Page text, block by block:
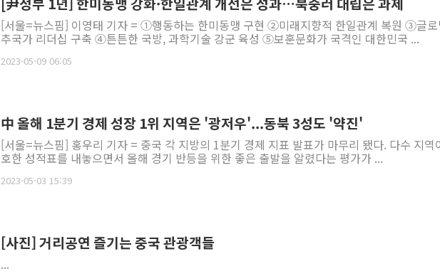
[서울=뉴스핌] 이영태 기자 = ①행동하는 한미동맹 구현 ②미래지향적 한일관계 복원 ③글로
추국가 리더십 구축 ④튼튼한 국방, 과학기술 강군 육성 ⑤보훈문화가 국격인 대한민국 ...
2023-05-09 06:05
中 올해 1분기 경제 성장 1위 지역은 '광저우'...동북 3성도 '약진'
[서울=뉴스핌] 홍우리 기자 = 중국 각 지방의 1분기 경제 지표 발표가 마무리 됐다. 다수 지역
호한 성적표를 내놓으면서 올해 경기 반등을 위한 좋은 출발을 알렸다는 평가가 ...
2023-05-03 15:39
[사진] 거리공연 즐기는 중국 관광객들
...